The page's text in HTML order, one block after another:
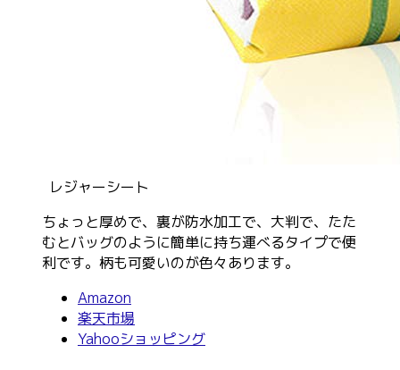
レジャーシート
ちょっと厚めで、裏が防水加工で、大判で、たた
むとバッグのように簡単に持ち運べるタイプで便
利です。柄も可愛いのが色々あります。
Amazon
楽天市場
Yahooショッピング